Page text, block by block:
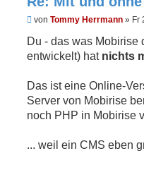
U
g
l
e
n
r
i
von Tommy Herrmann » Fr
Du - das was Mobirise
entwickelt) hat nichts
Das ist eine Online-
Server von Mobirise
noch PHP in Mobirise
... weil ein CMS eben